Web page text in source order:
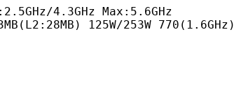
4.3GHz Max:5.6GHz
125W/253W 770(1.6GHz)